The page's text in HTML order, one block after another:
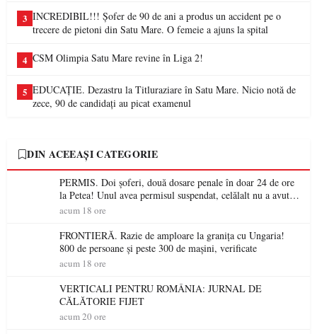
3 INCREDIBIL!!! Șofer de 90 de ani a produs un accident pe o
trecere de pietoni din Satu Mare. O femeie a ajuns la spital
4 CSM Olimpia Satu Mare revine în Liga 2!
5 EDUCAȚIE. Dezastru la Titluraziare în Satu Mare. Nicio notă de
zece, 90 de candidați au picat examenul
DIN ACEEAȘI CATEGORIE
PERMIS. Doi șoferi, două dosare penale în doar 24 de ore
la Petea! Unul avea permisul suspendat, celălalt nu a avut
niciodată permis
acum 18 ore
FRONTIERĂ. Razie de amploare la granița cu Ungaria!
800 de persoane și peste 300 de mașini, verificate
acum 18 ore
VERTICALI PENTRU ROMÂNIA: JURNAL DE
CĂLĂTORIE FIJET
acum 20 ore